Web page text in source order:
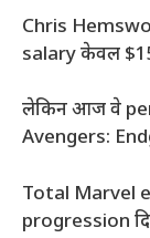
Chris
salary केवल
लेकिन आज वे per
Avengers:
Total Marvel
progression